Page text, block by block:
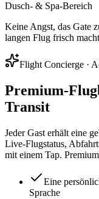
Dusch- & Spa-Bereich
Keine Angst, das Gate
langen Flug frisch
Flight Concierge ·
Premium-
Transit
Jeder Gast erhält eine
Live-Flugstatus,
mit einem Tap.
Eine
Sprache